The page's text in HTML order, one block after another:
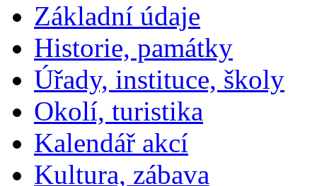
Základní údaje
Historie, památky
Úřady, instituce, školy
Okolí, turistika
Kalendář akcí
Kultura, zábava